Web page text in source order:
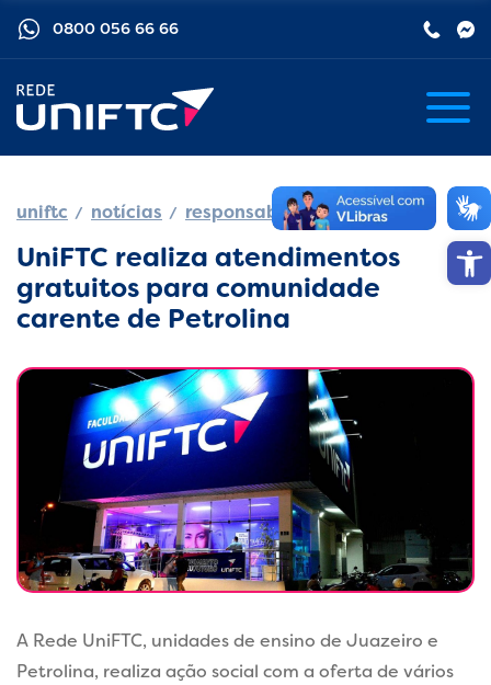
Barra
0800 056 66 66
uniftc notícias responsabilidade social
UniFTC realiza atendimentos
gratuitos para comunidade
carente de Petrolina
A Rede UniFTC, unidades de ensino de Juazeiro e
Petrolina, realiza ação social com a oferta de vários